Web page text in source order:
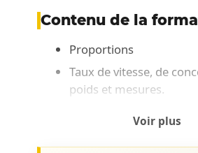
Contenu de la
Proportions
Taux de vitesse, de
poids et mesures.
Voir plus